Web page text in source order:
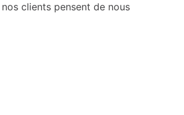
clients pensent de nous